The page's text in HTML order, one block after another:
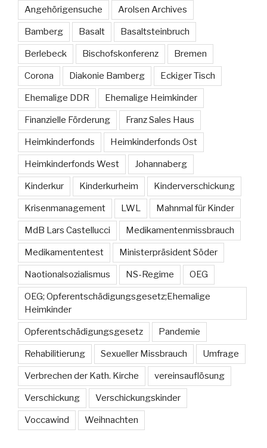
Angehörigensuche Arolsen Archives
Bamberg Basalt Basaltsteinbruch
Berlebeck Bischofskonferenz Bremen
Corona Diakonie Bamberg Eckiger Tisch
Ehemalige DDR Ehemalige Heimkinder
Finanzielle Förderung Franz Sales Haus
Heimkinderfonds Heimkinderfonds Ost
Heimkinderfonds West Johannaberg
Kinderkur Kinderkurheim Kinderverschickung
Krisenmanagement LWL Mahnmal für Kinder
MdB Lars Castellucci Medikamentenmissbrauch
Medikamententest Ministerpräsident Söder
Naotionalsozialismus NS-Regime OEG
OEG; Opferentschädigungsgesetz;Ehemalige
Heimkinder
Opferentschädigungsgesetz Pandemie
Rehabilitierung Sexueller Missbrauch Umfrage
Verbrechen der Kath. Kirche vereinsauflösung
Verschickung Verschickungskinder
Voccawind Weihnachten